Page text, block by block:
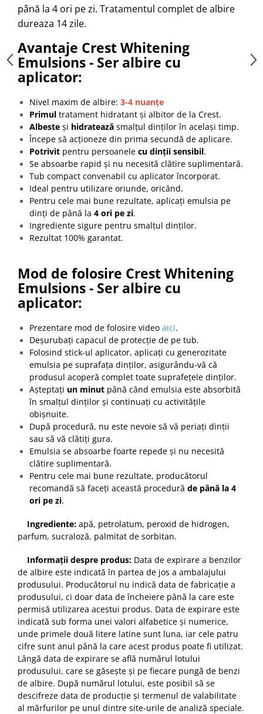
până la 4 ori pe zi. Tratamentul complet de albire
dureaza 14 zile.
Avantaje Crest Whitening
Emulsions - Ser albire cu
aplicator:
Nivel maxim de albire: 3-4 nuanțe
Primul tratament hidratant și albitor de la Crest.
Albeste și hidratează smalțul dinților în același timp.
Începe să acționeze din prima secundă de aplicare.
Potrivit pentru persoanele cu dinții sensibil.
Se absoarbe rapid și nu necesită clătire suplimentară.
Tub compact convenabil cu aplicator încorporat.
Ideal pentru utilizare oriunde, oricând.
Pentru cele mai bune rezultate, aplicați emulsia pe
dinți de până la 4 ori pe zi.
Ingrediente sigure pentru smalțul dinților.
Rezultat 100% garantat.
Mod de folosire Crest Whitening
Emulsions - Ser albire cu
aplicator:
Prezentare mod de folosire video aici.
Deșurubați capacul de protecție de pe tub.
Folosind stick-ul aplicator, aplicați cu generozitate
emulsia pe suprafața dinților, asigurându-vă că
produsul acoperă complet toate suprafețele dinților.
Așteptați un minut până când emulsia este absorbită
în smalțul dinților și continuați cu activitățile
obișnuite.
După procedură, nu este nevoie să vă periați dinții
sau să vă clătiți gura.
Emulsia se absoarbe foarte repede și nu necesită
clătire suplimentară.
Pentru cele mai bune rezultate, producătorul
recomandă să faceți această procedură de până la 4
ori pe zi.
Ingrediente: apă, petrolatum, peroxid de hidrogen,
parfum, sucraloză, palmitat de sorbitan.
Informații despre produs: Data de expirare a benzilor
de albire este indicată în partea de jos a ambalajului
produsului. Producătorul nu indică data de fabricație a
produsului, ci doar data de încheiere până la care este
permisă utilizarea acestui produs. Data de expirare este
indicată sub forma unei valori alfabetice și numerice,
unde primele două litere latine sunt luna, iar cele patru
cifre sunt anul până la care acest produs poate fi utilizat.
Lângă data de expirare se află numărul lotului
produsului, care se găsește și pe fiecare pungă de benzi
de albire. După numărul lotului, este posibil să se
descifreze data de producție și termenul de valabilitate
al mărfurilor pe unul dintre site-urile de analiză speciale.